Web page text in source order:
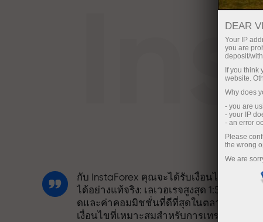
กับ InstaForex คุณจะได้รับเงื่อนไขที่แข่งขัน
ได้อย่างแท้จริง: เลเวอเรจสูงสุด 1:5000 สเปร
ดและค่าคอมมิชชั่นที่ดีที่สุดในตลาด รวมถึง
เงื่อนไขที่เหมาะสมสำหรับการเทรดหุ้นและ
DEAR
Your IP
you are
deposit/
If you think
website.
Why does
- you are
- your IP
- an error
Please
the wrong
We are